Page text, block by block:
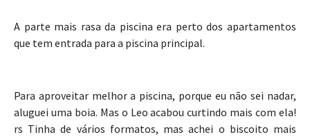
A parte mais rasa da piscina era perto dos apartamentos
que tem entrada para a piscina principal.
Para aproveitar melhor a piscina, porque eu não sei nadar,
aluguei uma boia. Mas o Leo acabou curtindo mais com ela!
rs Tinha de vários formatos, mas achei o biscoito mais